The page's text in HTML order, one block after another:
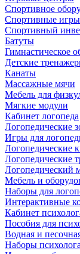
Спортивное
Спортивные игры
Спортивный
Батуты
Гимнастическое
Детские
Канаты
Массажные мячи
Мебель для
Мягкие модули
Кабинет логопеда
Логопедические
Игры для
Логопедические
Логопедические
Логопедический
Мебель и
Наборы для
Интерактивные
Кабинет
Пособия для
Водная и
Наборы психолога